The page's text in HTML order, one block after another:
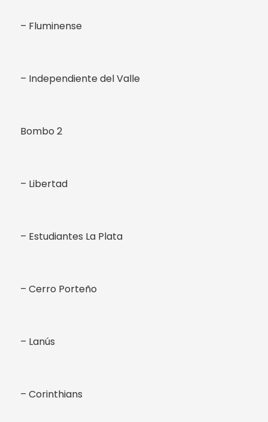
– Fluminense
– Independiente del Valle
Bombo 2
– Libertad
– Estudiantes La Plata
– Cerro Porteño
– Lanús
– Corinthians